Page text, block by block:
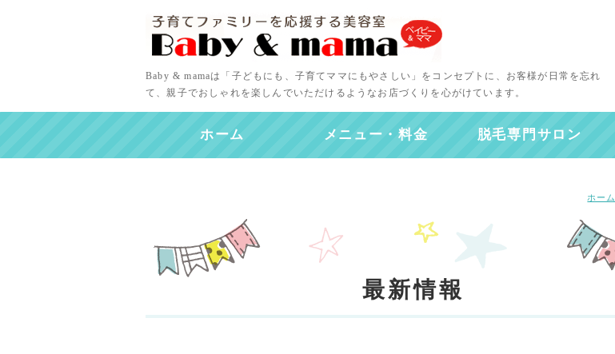
Baby & mamaは「子どもにも、子育てママにもやさしい」をコンセプトに、お客様が日常を忘れ
て、親子でおしゃれを楽しんでいただけるようなお店づくりを心がけています。
ホーム メニュー・料金 脱毛専門サロン
ホーム
最新情報